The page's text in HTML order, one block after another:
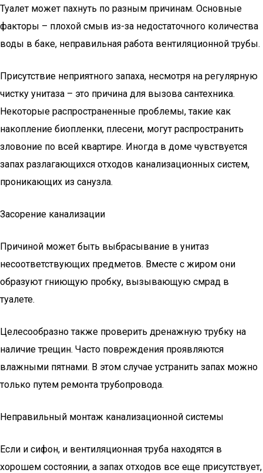
Туалет может пахнуть по разным причинам. Основные
факторы – плохой смыв из-за недостаточного количества
воды в баке, неправильная работа вентиляционной трубы.
Присутствие неприятного запаха, несмотря на регулярную
чистку унитаза – это причина для вызова сантехника.
Некоторые распространенные проблемы, такие как
накопление биопленки, плесени, могут распространить
зловоние по всей квартире. Иногда в доме чувствуется
запах разлагающихся отходов канализационных систем,
проникающих из санузла.
Засорение канализации
Причиной может быть выбрасывание в унитаз
несоответствующих предметов. Вместе с жиром они
образуют гниющую пробку, вызывающую смрад в
туалете.
Целесообразно также проверить дренажную трубку на
наличие трещин. Часто повреждения проявляются
влажными пятнами. В этом случае устранить запах можно
только путем ремонта трубопровода.
Неправильный монтаж канализационной системы
Если и сифон, и вентиляционная труба находятся в
хорошем состоянии, а запах отходов все еще присутствует,